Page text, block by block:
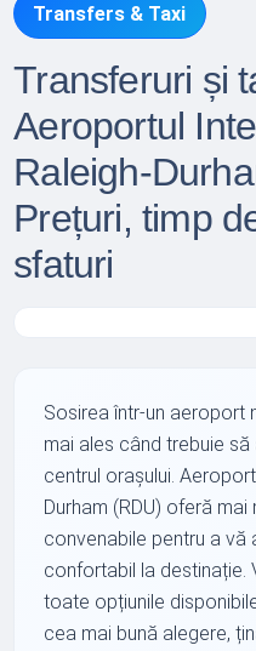
Transfers & Taxi
Transferuri și
Aeroportul
Raleigh-
Prețuri, timp
sfaturi
Sosirea într-un aeroport
mai ales când trebuie să
centrul orașului.
Durham (RDU) oferă
convenabile pentru a vă
confortabil la destinație.
toate opțiunile
cea mai bună alegere,